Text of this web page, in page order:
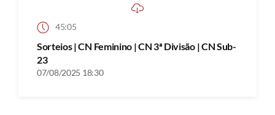
45:05
Sorteios | CN Feminino | CN 3ª Divisão | CN Sub-
23
07/08/2025 18:30